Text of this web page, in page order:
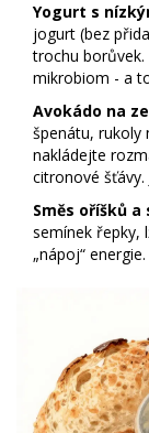
Yogurt s
jogurt (bez
trochu
mikrobiom - a
Avokádo na
špenátu, rukoly
nakládejte
citronové šťávy.
Směs oříšků a
semínek řepky,
„nápoj“